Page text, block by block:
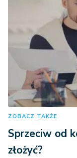
ZOBACZ TAKŻE
Sprzeciw od
złożyć?